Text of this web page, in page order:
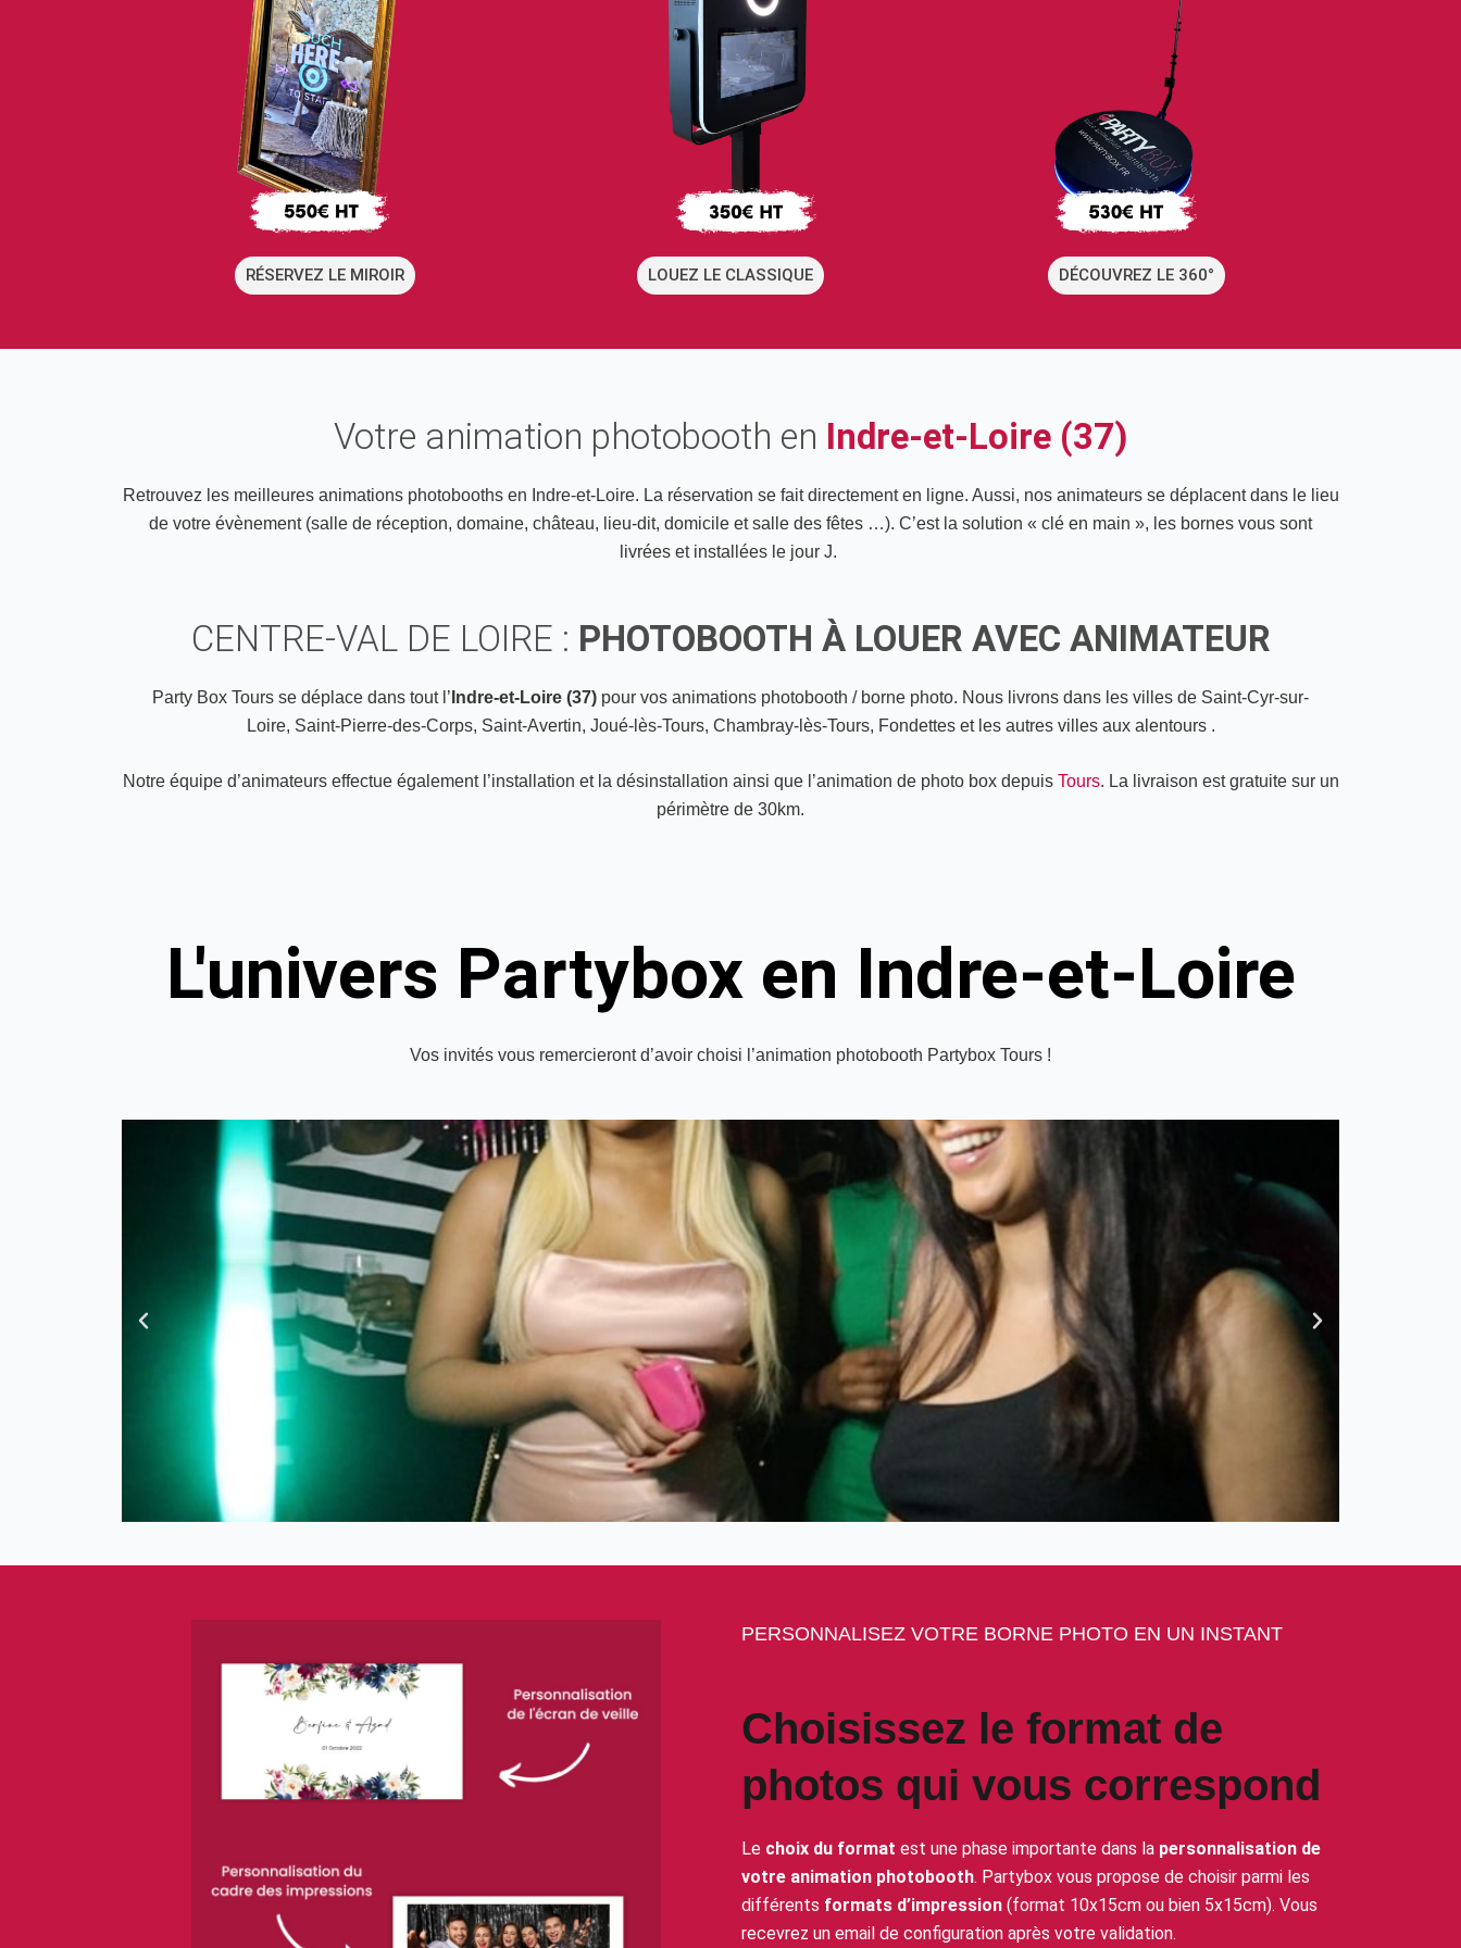
RÉSERVEZ LE MIROIR LOUEZ LE CLASSIQUE DÉCOUVREZ LE 360°
Votre animation photobooth en Indre-et-Loire (37)
Retrouvez les meilleures animations photobooths en Indre-et-Loire. La réservation se fait directement en ligne. Aussi, nos animateurs se déplacent dans le lieu
de votre évènement (salle de réception, domaine, château, lieu-dit, domicile et salle des fêtes …). C’est la solution « clé en main », les bornes vous sont
livrées et installées le jour J.
CENTRE-VAL DE LOIRE : PHOTOBOOTH À LOUER AVEC ANIMATEUR
Party Box Tours se déplace dans tout l’ Indre-et-Loire (37) pour vos animations photobooth / borne photo. Nous livrons dans les villes de Saint-Cyr-sur-
Loire, Saint-Pierre-des-Corps, Saint-Avertin, Joué-lès-Tours, Chambray-lès-Tours, Fondettes et les autres villes aux alentours.
Notre équipe d’animateurs effectue également l’installation et la désinstallation ainsi que l’animation de photo box depuis Tours. La livraison est gratuite sur un
périmètre de 30km.
L'univers Partybox en Indre-et-Loire
Vos invités vous remercieront d’avoir choisi l’animation photobooth Partybox Tours !
PERSONNALISEZ VOTRE BORNE PHOTO EN UN INSTANT
Choisissez le format de
photos qui vous correspond
Le choix du format est une phase importante dans la personnalisation de
votre animation photobooth. Partybox vous propose de choisir parmi les
différents formats d’impression (format 10x15cm ou bien 5x15cm). Vous
recevrez un email de configuration après votre validation.